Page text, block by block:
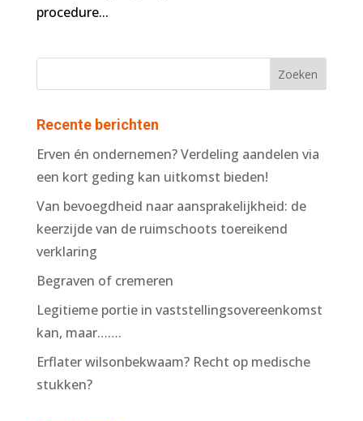
procedure...
Recente berichten
Erven én ondernemen? Verdeling aandelen via
een kort geding kan uitkomst bieden!
Van bevoegdheid naar aansprakelijkheid: de
keerzijde van de ruimschoots toereikend
verklaring
Begraven of cremeren
Legitieme portie in vaststellingsovereenkomst
kan, maar…….
Erflater wilsonbekwaam? Recht op medische
stukken?